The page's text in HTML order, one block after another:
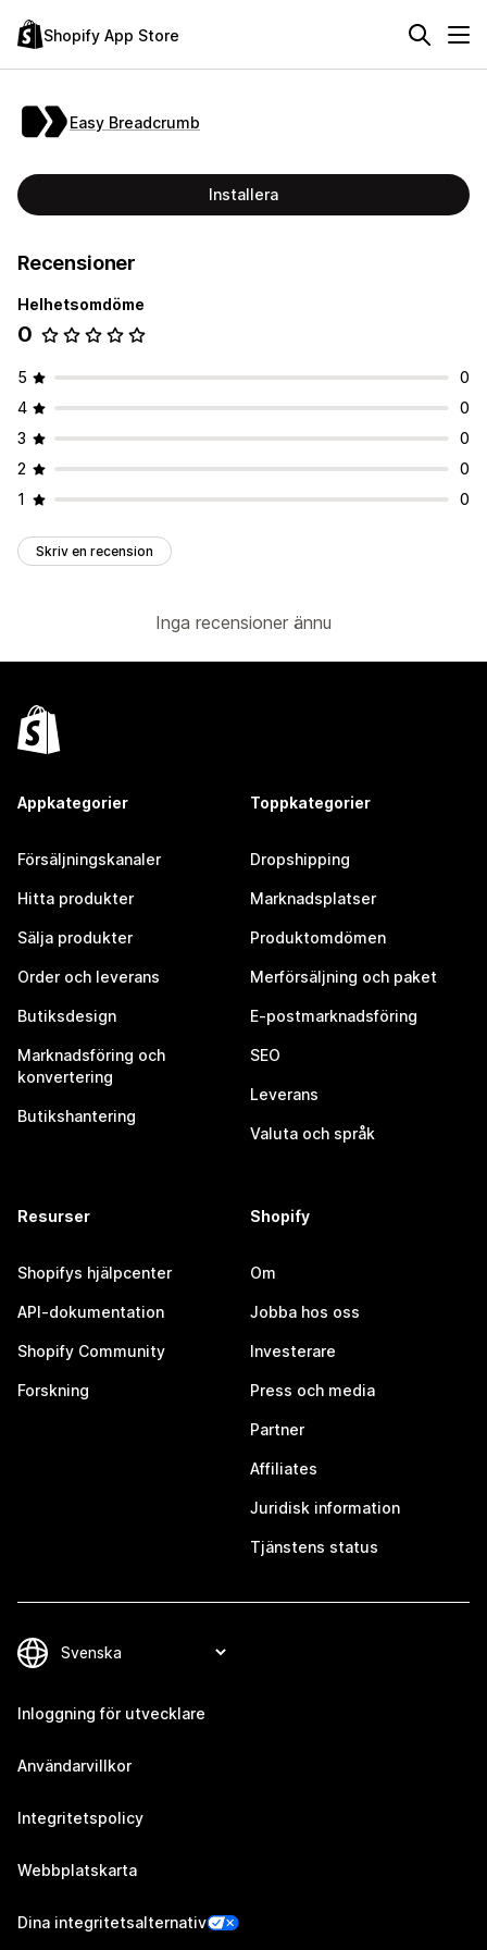
Shopify App Store
Easy Breadcrumb
Installera
Recensioner
Helhetsomdöme
0
5
0
4
0
3
0
2
0
1
0
Skriv en recension
Inga recensioner ännu
Appkategorier
Försäljningskanaler
Hitta produkter
Sälja produkter
Order och leverans
Butiksdesign
Marknadsföring och
konvertering
Butikshantering
Toppkategorier
Dropshipping
Marknadsplatser
Produktomdömen
Merförsäljning och paket
E-postmarknadsföring
SEO
Leverans
Valuta och språk
Resurser
Shopifys hjälpcenter
API-dokumentation
Shopify Community
Forskning
Shopify
Om
Jobba hos oss
Investerare
Press och media
Partner
Affiliates
Juridisk information
Tjänstens status
Inloggning för utvecklare
Användarvillkor
Integritetspolicy
Webbplatskarta
Dina integritetsalternativ